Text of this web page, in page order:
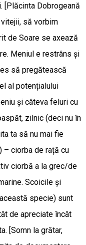
[Plăcinta Dobrogeană
să vorbim
de Soare se axează
Meniul e restrâns și
să pregătească
al potențialului
și câteva feluri cu
zilnic (deci nu în
ta să nu mai fie
– ciorba de rață cu
ciorbă a la grec/de
Scoicile și
specie) sunt
de apreciate încât
[Somn la grătar,